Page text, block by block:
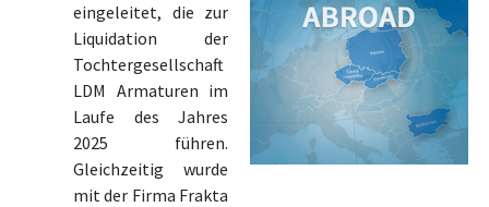
eingeleitet, die zur
Liquidation der
Tochtergesellschaft
LDM Armaturen im
Laufe des Jahres
2025 führen.
Gleichzeitig wurde
mit der Firma Frakta